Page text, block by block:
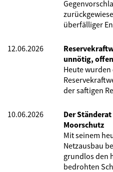
überfälliger
12.06.2026
unnötig,
Heute
der saftigen
10.06.2026
Der
Moorschutz
Mit seinem
Netzausbau
grundlos den
bedrohten